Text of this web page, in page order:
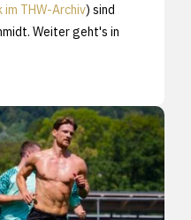
THW-Archiv) sind
Weiter geht's in